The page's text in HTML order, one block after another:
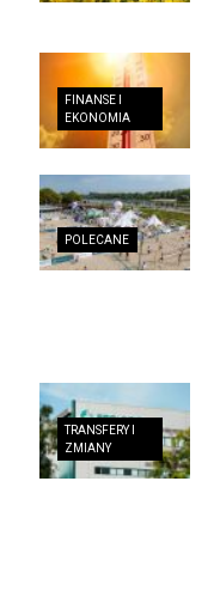
FINANSE I
EKONOMIA
POLECANE
TRANSFERY I
ZMIANY